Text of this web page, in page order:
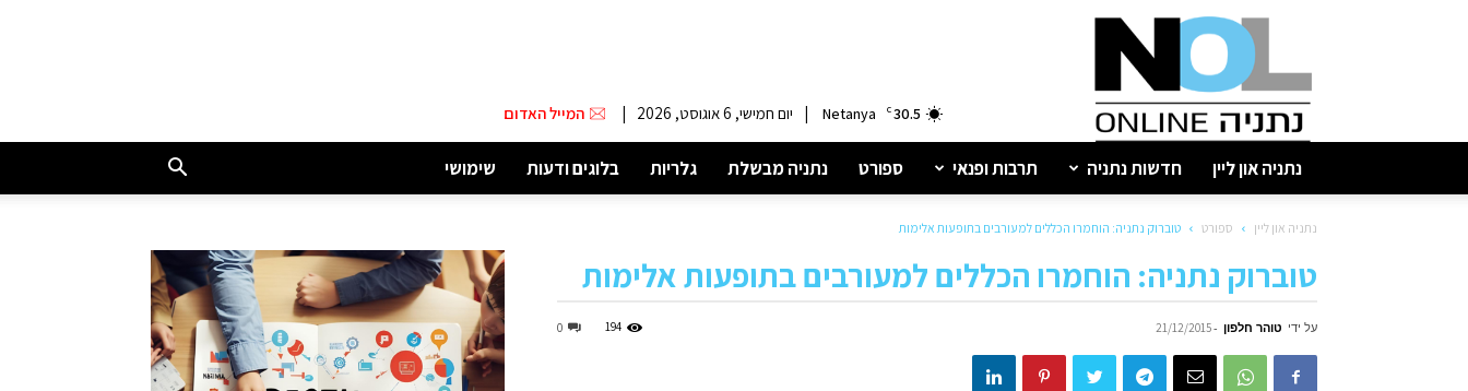
נתניה
30.5
C
Netanya
| יום חמישי, 6 אוגוסט, 2026 | המייל האדום
נתניה און ליין חדשות נתניה תרבות ופנאי ספורט נתניה מבשלת גלריות בלוגים ודעות שימושי
נתניה און ליין ספורט טוברוק נתניה: הוחמרו הכללים למעורבים בתופעות אלימות
טוברוק נתניה: הוחמרו הכללים למעורבים בתופעות אלימות
על ידי טוהר חלפון -
21/12/2015
0 194